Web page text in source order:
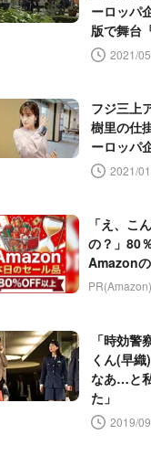
ーロッパ
版で舞台
を特集
2021/
フジ三上
樹里の仕
ーロッパ
2021/
「え、こ
の？」80
Amazon
PR(Amazon)
「時効警
くん(早
なあ…と
た」
2019/